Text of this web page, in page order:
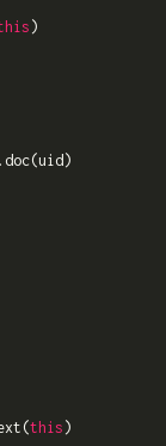
)
this )